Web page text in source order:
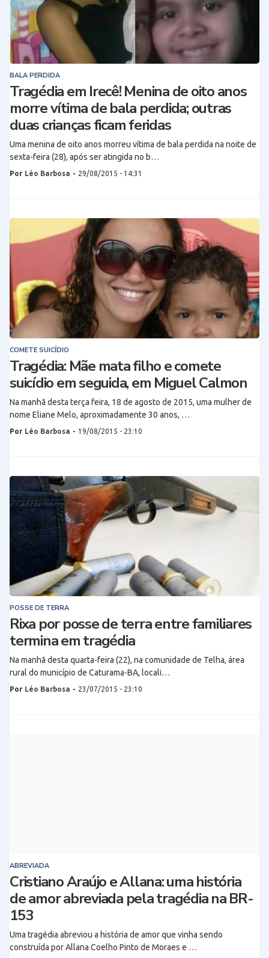
BALA PERDIDA
Tragédia em Irecê! Menina de oito anos
morre vítima de bala perdida; outras
duas crianças ficam feridas
Uma menina de oito anos morreu vítima de bala perdida na noite de
sexta-feira (28), após ser atingida no b…
Por Léo Barbosa - 29/08/2015 - 14:31
COMETE SUICÍDIO
Tragédia: Mãe mata filho e comete
suicídio em seguida, em Miguel Calmon
Na manhã desta terça feira, 18 de agosto de 2015, uma mulher de
nome Eliane Melo, aproximadamente 30 anos, …
Por Léo Barbosa - 19/08/2015 - 23:10
POSSE DE TERRA
Rixa por posse de terra entre familiares
termina em tragédia
Na manhã desta quarta-feira (22), na comunidade de Telha, área
rural do município de Caturama-BA, locali…
Por Léo Barbosa - 23/07/2015 - 23:10
ABREVIADA
Cristiano Araújo e Allana: uma história
de amor abreviada pela tragédia na BR-
153
Uma tragédia abreviou a história de amor que vinha sendo
construída por Allana Coelho Pinto de Moraes e …